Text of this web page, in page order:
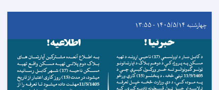
چهارشنبه ۱۴۰۵/۵/۱۴ - ۱۳:۵۵